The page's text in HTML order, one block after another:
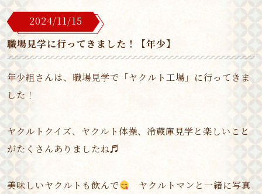
2024/11/15
職場見学に行ってきました！【年少】
年少組さんは、職場見学で「ヤクルト工場」に行ってきま
した！
ヤクルトクイズ、ヤクルト体操、冷蔵庫見学と楽しいこと
がたくさんありましたね♬
美味しいヤクルトも飲んで
ヤクルトマンと一緒に写真